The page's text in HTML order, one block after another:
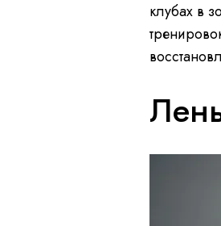
клубах в